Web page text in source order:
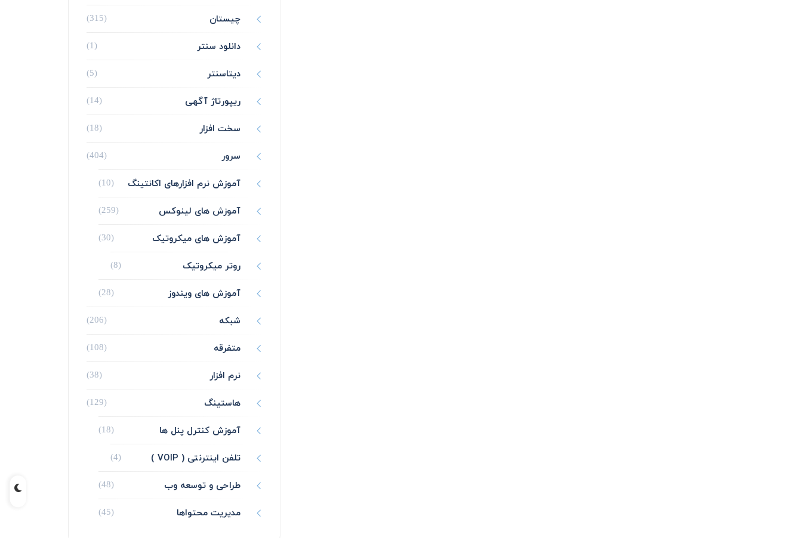
چیستان (315)
دانلود سنتر (1)
دیتاسنتر (5)
ریپورتاژ آگهی (14)
سخت افزار (18)
سرور (404)
آموزش نرم افزارهای اکانتینگ (10)
آموزش های لینوکس (259)
آموزش های میکروتیک (30)
روتر میکروتیک (8)
آموزش های ویندوز (28)
شبکه (206)
متفرقه (108)
نرم افزار (38)
هاستینگ (129)
آموزش کنترل پنل ها (18)
تلفن اینترنتی ( VOIP ) (4)
طراحی و توسعه وب (48)
مدیریت محتواها (45)